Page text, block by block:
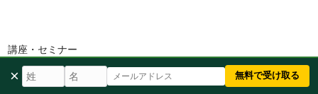
× 無料で受け取る
講座・セミナー
Linux無料マニュアル（図解60P）